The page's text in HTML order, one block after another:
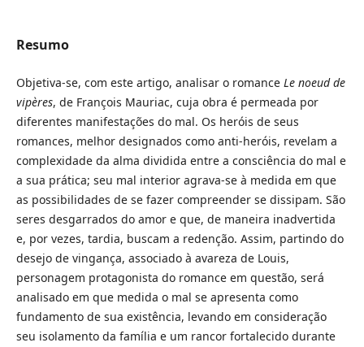
Resumo
Objetiva-se, com este artigo, analisar o romance Le noeud de
vipères, de François Mauriac, cuja obra é permeada por
diferentes manifestações do mal. Os heróis de seus
romances, melhor designados como anti-heróis, revelam a
complexidade da alma dividida entre a consciência do mal e
a sua prática; seu mal interior agrava-se à medida em que
as possibilidades de se fazer compreender se dissipam. São
seres desgarrados do amor e que, de maneira inadvertida
e, por vezes, tardia, buscam a redenção. Assim, partindo do
desejo de vingança, associado à avareza de Louis,
personagem protagonista do romance em questão, será
analisado em que medida o mal se apresenta como
fundamento de sua existência, levando em consideração
seu isolamento da família e um rancor fortalecido durante